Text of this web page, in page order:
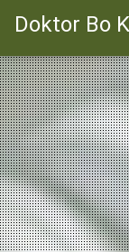
Doktor Bo